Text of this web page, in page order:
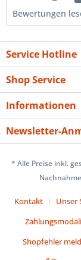
Bewertungen
Service Hotline
Shop Service
Informationen
Newsletter-
* Alle Preise inkl.
Kontakt Unser
Shopfehler